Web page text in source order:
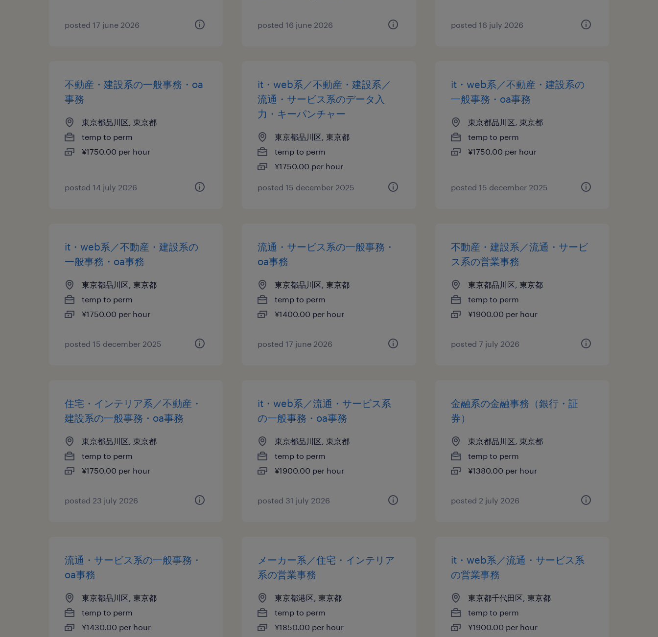
posted 17 june 2026 posted 16 june 2026 posted 16 july 2026
不動産・建設系の一般事務・oa
事務
東京都品川区, 東京都
temp to perm
¥1750.00 per hour
posted 14 july 2026
it・web系／不動産・建設系／
流通・サービス系のデータ入
力・キーパンチャー
東京都品川区, 東京都
temp to perm
¥1750.00 per hour
posted 15 december 2025
it・web系／不動産・建設系の
一般事務・oa事務
東京都品川区, 東京都
temp to perm
¥1750.00 per hour
posted 15 december 2025
it・web系／不動産・建設系の
一般事務・oa事務
東京都品川区, 東京都
temp to perm
¥1750.00 per hour
posted 15 december 2025
流通・サービス系の一般事務・
oa事務
東京都品川区, 東京都
temp to perm
¥1400.00 per hour
posted 17 june 2026
不動産・建設系／流通・サービ
ス系の営業事務
東京都品川区, 東京都
temp to perm
¥1900.00 per hour
posted 7 july 2026
住宅・インテリア系／不動産・
建設系の一般事務・oa事務
東京都品川区, 東京都
temp to perm
¥1750.00 per hour
posted 23 july 2026
it・web系／流通・サービス系
の一般事務・oa事務
東京都品川区, 東京都
temp to perm
¥1900.00 per hour
posted 31 july 2026
金融系の金融事務（銀行・証
券）
東京都品川区, 東京都
temp to perm
¥1380.00 per hour
posted 2 july 2026
流通・サービス系の一般事務・
oa事務
東京都品川区, 東京都
temp to perm
¥1430.00 per hour
メーカー系／住宅・インテリア
系の営業事務
東京都港区, 東京都
temp to perm
¥1850.00 per hour
it・web系／流通・サービス系
の営業事務
東京都千代田区, 東京都
temp to perm
¥1900.00 per hour